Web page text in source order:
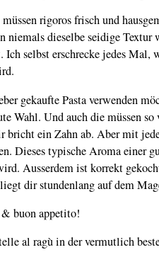
rigoros frisch und
niemals dieselbe seidige Textur
Ich selbst erschrecke jedes
gekaufte Pasta verwenden
Wahl. Und auch die müssen so
bricht ein Zahn ab. Aber mit
Dieses typische Aroma einer
Ausserdem ist korrekt
dir stundenlang auf dem
buon appetito!
al ragù in der vermutlich